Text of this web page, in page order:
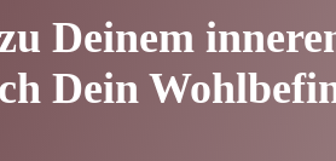
Deinem
Dein